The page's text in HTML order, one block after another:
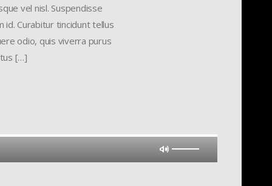
vel nisl. Suspendisse
Curabitur tincidunt tellus
odio, quis viverra purus
[…]